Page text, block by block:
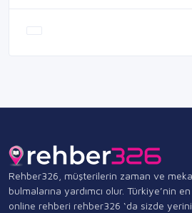
Rehber326, müşterilerin zaman ve
bulmalarına yardımcı olur. Türkiye’nin
online rehberi rehber326 ‘da sizde